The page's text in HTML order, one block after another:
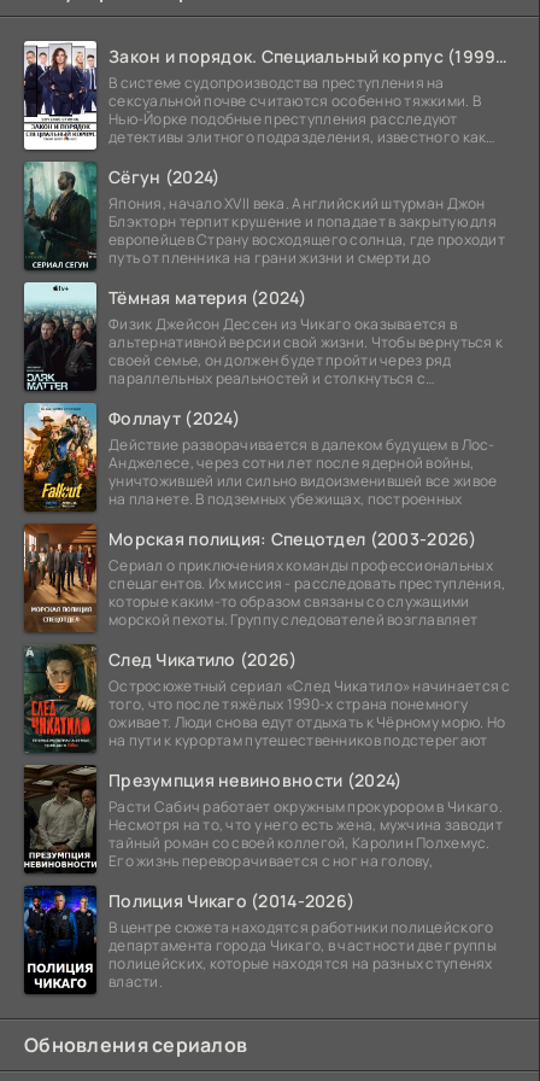
Закон и порядок. Специальный корпус (1999-2026)
В системе судопроизводства преступления на
сексуальной почве считаются особенно тяжкими. В
Нью-Йорке подобные преступления расследуют
детективы элитного подразделения, известного как
Сёгун (2024)
Япония, начало XVII века. Английский штурман Джон
Блэкторн терпит крушение и попадает в закрытую для
европейцев Страну восходящего солнца, где проходит
путь от пленника на грани жизни и смерти до
Тёмная материя (2024)
Физик Джейсон Дессен из Чикаго оказывается в
альтернативной версии свой жизни. Чтобы вернуться к
своей семье, он должен будет пройти через ряд
параллельных реальностей и столкнуться с
Фоллаут (2024)
Действие разворачивается в далеком будущем в Лос-
Анджелесе, через сотни лет после ядерной войны,
уничтожившей или сильно видоизменившей все живое
на планете. В подземных убежищах, построенных
Морская полиция: Спецотдел (2003-2026)
Сериал о приключениях команды профессиональных
спецагентов. Их миссия - расследовать преступления,
которые каким-то образом связаны со служащими
морской пехоты. Группу следователей возглавляет
След Чикатило (2026)
Остросюжетный сериал «След Чикатило» начинается с
того, что после тяжёлых 1990-х страна понемногу
оживает. Люди снова едут отдыхать к Чёрному морю. Но
на пути к курортам путешественников подстерегают
Презумпция невиновности (2024)
Расти Сабич работает окружным прокурором в Чикаго.
Несмотря на то, что у него есть жена, мужчина заводит
тайный роман со своей коллегой, Каролин Полхемус.
Его жизнь переворачивается с ног на голову,
Полиция Чикаго (2014-2026)
В центре сюжета находятся работники полицейского
департамента города Чикаго, в частности две группы
полицейских, которые находятся на разных ступенях
власти.
Обновления сериалов